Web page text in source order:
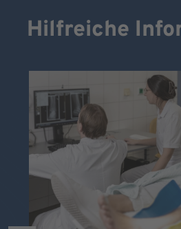
Hilfreiche